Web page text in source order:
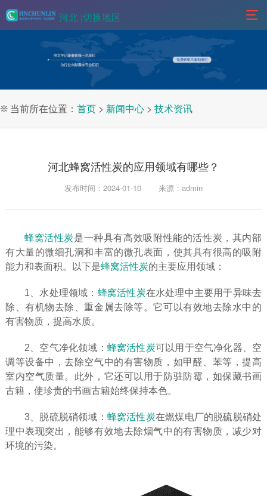
河北 |切换地区
❊ 当前所在位置： 首页 > 新闻中心 > 技术资讯
河北蜂窝活性炭的应用领域有哪些？
发布时间：2024-01-10 来源：admin
蜂窝活性炭是一种具有高效吸附性能的活性炭，其内部
有大量的微细孔洞和丰富的微孔表面，使其具有很高的吸附
能力和表面积。以下是蜂窝活性炭的主要应用领域：
1、水处理领域： 蜂窝活性炭在水处理中主要用于异味去
除、有机物去除、重金属去除等。它可以有效地去除水中的
有害物质，提高水质。
2、空气净化领域： 蜂窝活性炭可以用于空气净化器、空
调等设备中，去除空气中的有害物质，如甲醛、苯等，提高
室内空气质量。此外，它还可以用于防驻防霉，如保藏书画
古籍，使珍贵的书画古籍始终保持本色。
3、脱硫脱硝领域： 蜂窝活性炭在燃煤电厂的脱硫脱硝处
理中表现突出，能够有效地去除烟气中的有害物质，减少对
环境的污染。